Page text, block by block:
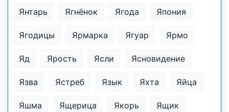
Янтарь Ягнёнок Ягода Япония
Ягодицы Ярмарка Ягуар Ярмо
Яд Ярость Ясли Ясновидение
Язва Ястреб Язык Яхта Яйца
Яшма Ящерица Якорь Ящик